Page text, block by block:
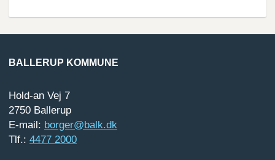
BALLERUP KOMMUNE
Hold-an Vej 7
2750 Ballerup
E-mail: borger@balk.dk
Tlf.: 4477 2000